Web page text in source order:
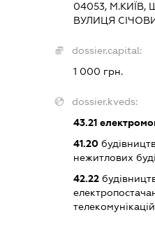
04053, М.КИЇВ,
ВУЛИЦЯ
dossier.capital:
1 000 грн.
dossier.kveds:
43.21
41.20
нежитлових
42.22
телекомунікацій